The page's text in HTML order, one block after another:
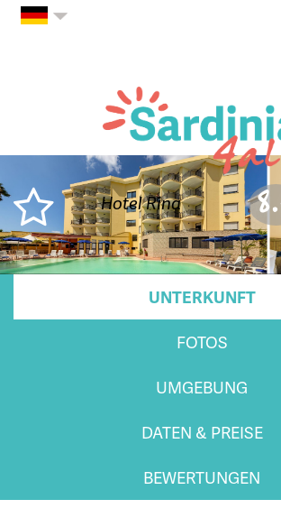
Hotel Rina
UNTERKUNFT
FOTOS
UMGEBUNG
DATEN & PREISE
BEWERTUNGEN